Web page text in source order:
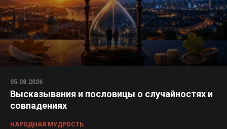
05.08.2026
Высказывания и пословицы о случайностях и
совпадениях
НАРОДНАЯ МУДРОСТЬ